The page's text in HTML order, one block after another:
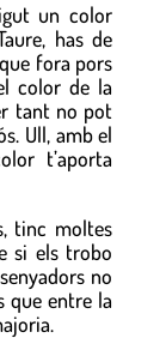
un color
has de
fora pors
color de la
tant no pot
Ull, amb el
t’aporta
tinc moltes
si els trobo
no
que entre la